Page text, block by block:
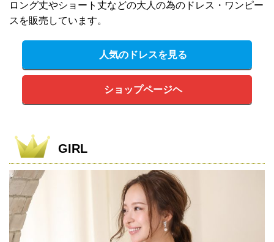
ロング丈やショート丈などの大人の為のドレス・ワンピー
スを販売しています。
人気のドレスを見る
ショップページヘ
GIRL